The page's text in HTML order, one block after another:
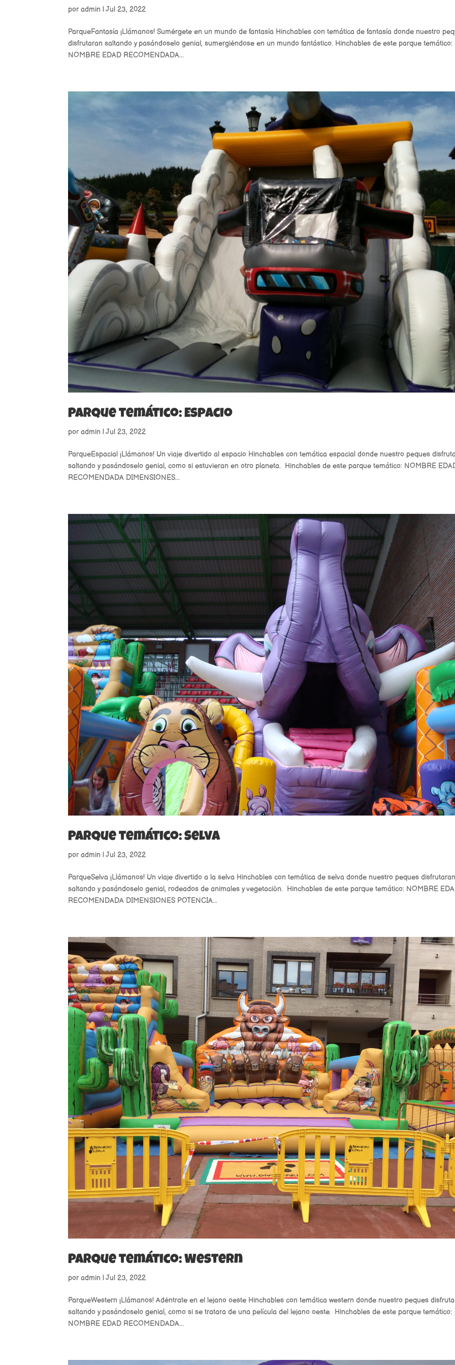
poradmin |Jul 23, 2022
ParqueFantasía ¡Llámanos! Sumérgete en un mundo de fantasía Hinchables con temática de fantasía donde nuestro
disfrutaran saltando y pasándoselo genial, sumergiéndose en un mundo fantástico. Hinchables de este parque temático:
NOMBRE EDAD RECOMENDADA...
Parque temático: Espacio
poradmin |Jul 23, 2022
ParqueEspacial ¡Llámanos! Un viaje divertido al espacio Hinchables con temática espacial donde nuestro peques
saltando y pasándoselo genial, como si estuvieran en otro planeta. Hinchables de este parque temático: NOMBRE
RECOMENDADA DIMENSIONES...
Parque temático: Selva
poradmin |Jul 23, 2022
ParqueSelva ¡Llámanos! Un viaje divertido a la selva Hinchables con temática de selva donde nuestro peques
saltando y pasándoselo genial, rodeados de animales y vegetación. Hinchables de este parque temático: NOMBRE
RECOMENDADA DIMENSIONES POTENCIA...
Parque temático: Western
poradmin |Jul 23, 2022
ParqueWestern ¡Llámanos! Adéntrate en el lejano oeste Hinchables con temática western donde nuestro peques
saltando y pasándoselo genial, como si se tratara de una película del lejano oeste. Hinchables de este parque temático:
NOMBRE EDAD RECOMENDADA...